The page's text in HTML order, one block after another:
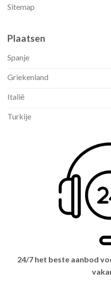
Sitemap
Plaatsen
Spanje
Griekenland
Italië
Turkije
24/7 het beste aanbod